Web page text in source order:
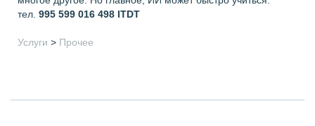
тел. 995 599 016 498 ITDT
Услуги > Прочее